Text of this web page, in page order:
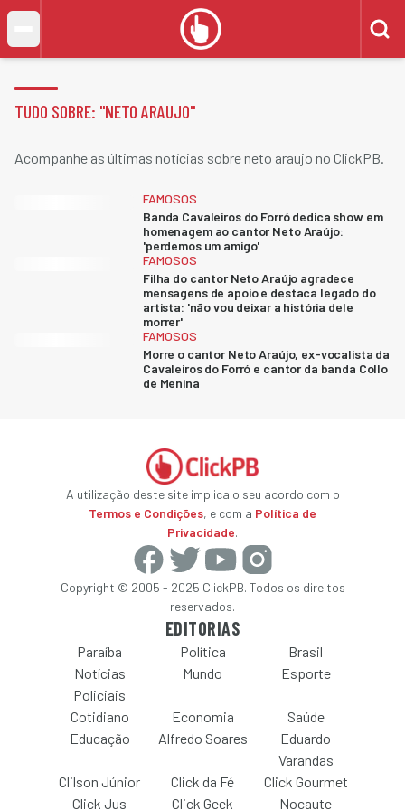
TUDO SOBRE: "NETO ARAUJO"
Acompanhe as últimas notícias sobre neto araujo no ClickPB.
FAMOSOS
Banda Cavaleiros do Forró dedica show em
homenagem ao cantor Neto Araújo:
'perdemos um amigo'
FAMOSOS
Filha do cantor Neto Araújo agradece
mensagens de apoio e destaca legado do
artista: 'não vou deixar a história dele
morrer'
FAMOSOS
Morre o cantor Neto Araújo, ex-vocalista da
Cavaleiros do Forró e cantor da banda Collo
de Menina
A utilização deste site implica o seu acordo com o
Termos e Condições, e com a Política de
Privacidade.
Copyright © 2005 - 2025 ClickPB. Todos os direitos
reservados.
EDITORIAS
Paraíba Política
Brasil
Notícias
Policiais
Mundo Esporte
Cotidiano Economia
Saúde
Educação
Alfredo Soares
Eduardo
Varandas
Clilson Júnior
Click da Fé
Click Gourmet
Click Jus
Click Geek Nocaute